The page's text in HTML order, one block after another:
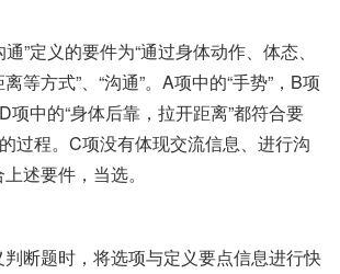
定义的要件为“通过身体动作、体态、
等方式”、“沟通”。A项中的“手势”，B项
项中的“身体后靠，拉开距离”都符合要
过程。C项没有体现交流信息、进行沟
述要件，当选。
题时，将选项与定义要点信息进行快